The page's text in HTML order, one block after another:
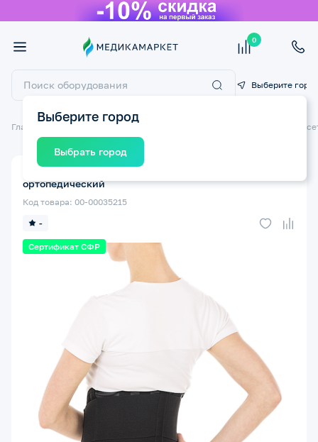
0
Выберите город
Выберите город
Выбрать город
Главная Ортопедические изделия Ортопедические бандажи и
Сертификат СФР
-
Код товара: 00-00035215
ортопедический